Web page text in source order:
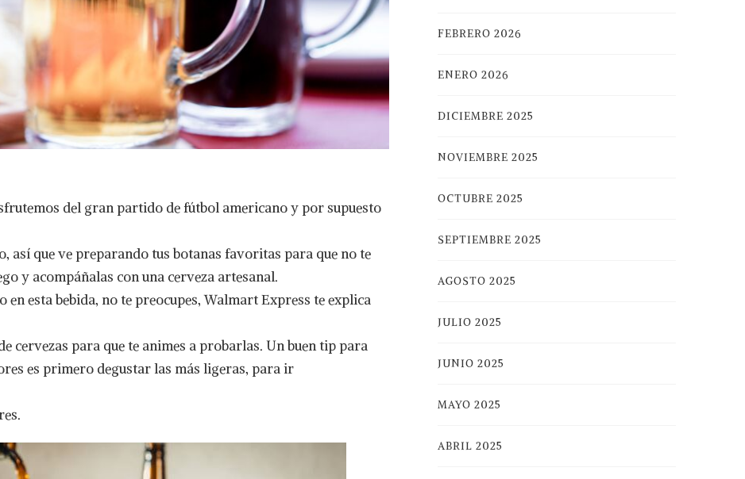
del gran partido de fútbol americano y por supuesto
así que ve preparando tus botanas favoritas para que no te
y acompáñalas con una cerveza artesanal.
en esta bebida, no te preocupes, Walmart Express te explica
cervezas para que te animes a probarlas. Un buen tip para
es primero degustar las más ligeras, para ir
FEBRERO 2026
ENERO 2026
DICIEMBRE 2025
NOVIEMBRE 2025
OCTUBRE 2025
SEPTIEMBRE 2025
AGOSTO 2025
JULIO 2025
JUNIO 2025
MAYO 2025
ABRIL 2025